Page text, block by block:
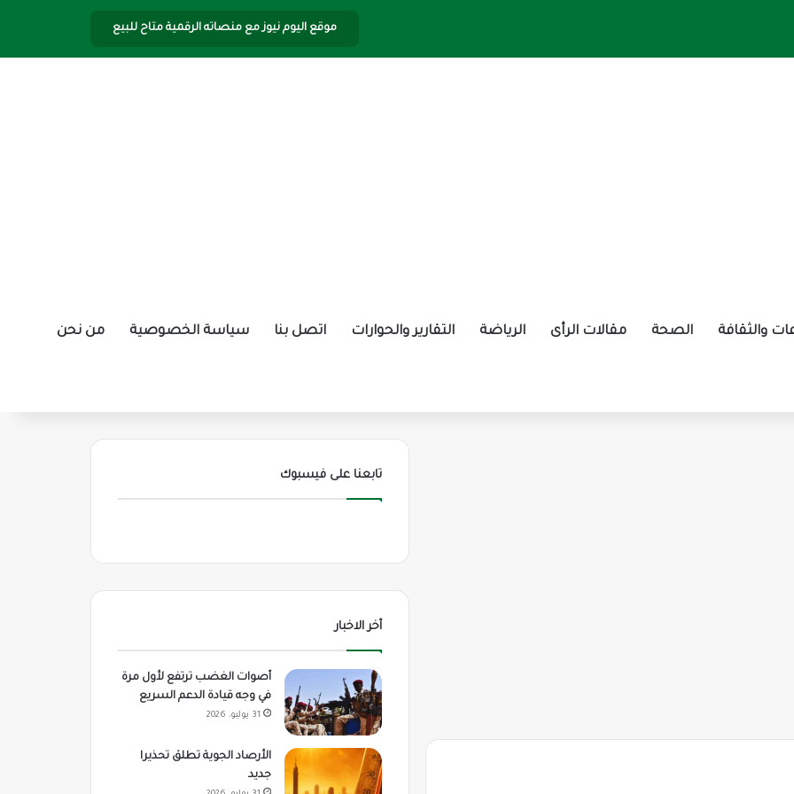
موقع اليوم نيوز مع منصاته الرقمية متاح للبيع
والثقافة الصحة مقالات الرأى الرياضة التقارير والحوارات اتصل بنا سياسة الخصوصية من نحن
تابعنا على فيسبوك
أخر الاخبار
أصوات الغضب ترتفع لأول مرة
في وجه قيادة الدعم السريع
31 يوليو، 2026
الأرصاد الجوية تطلق تحذيرا
جديد